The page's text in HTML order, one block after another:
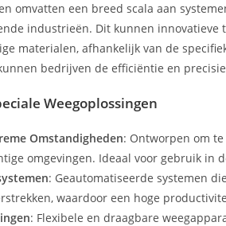
omvatten een breed scala aan
industrieën. Dit kunnen innovatieve
materialen, afhankelijk van de
bedrijven de efficiëntie en
Weegoplossingen
Omstandigheden: Ontworpen om
omgevingen. Ideaal voor gebruik in
: Geautomatiseerde systemen
waardoor een hoge
: Flexibele en draagbare